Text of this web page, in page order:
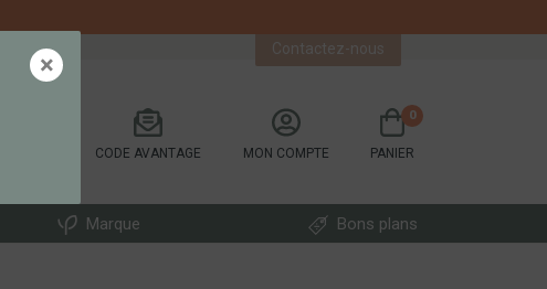
CODE AVANTAGE MON COMPTE PANIER
0
Marque Bons plans
Contactez-nous
×